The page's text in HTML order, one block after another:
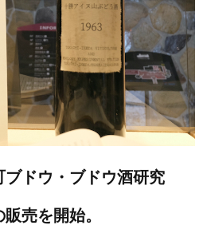
ドウ・ブドウ酒研究
売を開始。